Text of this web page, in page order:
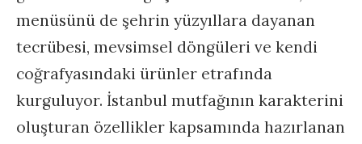
menüsünü de şehrin yüzyıllara dayanan
tecrübesi, mevsimsel döngüleri ve kendi
coğrafyasındaki ürünler etrafında
kurguluyor. İstanbul mutfağının karakterini
oluşturan özellikler kapsamında hazırlanan